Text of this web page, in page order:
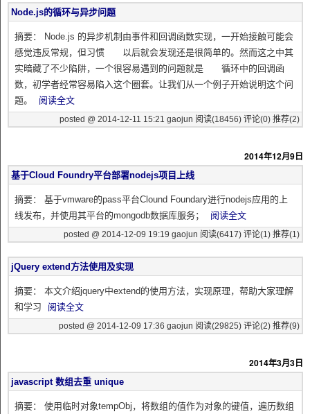
Node.js的循环与异步问题
摘要： Node.js 的异步机制由事件和回调函数实现，一开始接触可能会
感觉违反常规，但习惯 以后就会发现还是很简单的。然而这之中其
实暗藏了不少陷阱，一个很容易遇到的问题就是 循环中的回调函
数，初学者经常容易陷入这个圈套。让我们从一个例子开始说明这个问
题。
阅读全文
posted @ 2014-12-11 15:21 gaojun 阅读(18456) 评论(0) 推荐(2)
2014年12月9日
基于Cloud Foundry平台部署nodejs项目上线
摘要： 基于vmware的pass平台Clound Foundary进行nodejs应用的上
线发布，并使用其平台的mongodb数据库服务；
阅读全文
posted @ 2014-12-09 19:19 gaojun 阅读(6417) 评论(1) 推荐(1)
jQuery extend方法使用及实现
摘要： 本文介绍jquery中extend的使用方法，实现原理，帮助大家理解
和学习
阅读全文
posted @ 2014-12-09 17:36 gaojun 阅读(29825) 评论(2) 推荐(9)
2014年3月3日
javascript 数组去重 unique
摘要： 使用临时对象tempObj，将数组的值作为对象的键值，遍历数组